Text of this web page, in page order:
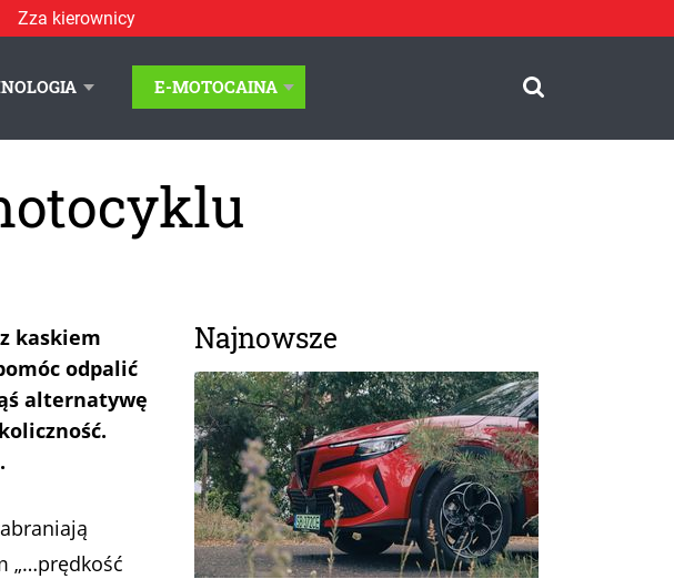
Zza kierownicy
E-MOTOCAINA
kaskiem
odpalić
alternatywę
„…prędkość
Najnowsze